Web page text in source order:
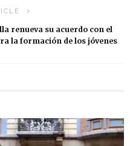
renueva su acuerdo con el
la formación de los jóvenes